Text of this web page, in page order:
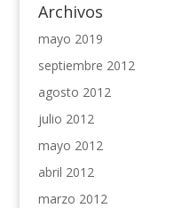
Archivos
mayo 2019
septiembre 2012
agosto 2012
julio 2012
mayo 2012
abril 2012
marzo 2012